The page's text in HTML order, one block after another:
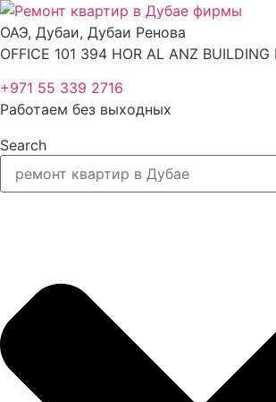
Перейти
к
содержимому
ОАЭ, Дубаи, Дубаи Ренова
OFFICE 101 394 HOR AL ANZ BUILDING
+971 55 339 2716
Работаем без выходных
Search